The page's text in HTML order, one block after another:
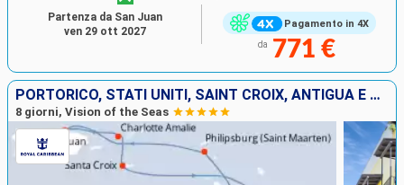
Pagamento in 4X
da 771 €
Partenza da San Juan
ven 29 ott 2027
PORTORICO, STATI UNITI, SAINT CROIX, ANTIGUA E BARBUDA, DOMINICA, SAINT MARTIN
8 giorni, Vision of the Seas